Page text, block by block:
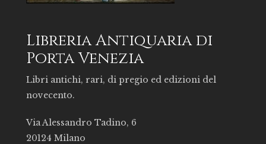
Libreria Antiquaria di
Porta Venezia
Libri antichi, rari, di pregio ed edizioni del
novecento.
Via Alessandro Tadino, 6
20124 Milano